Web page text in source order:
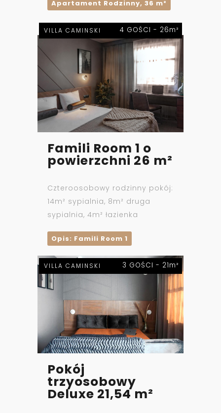
Apartament Rodzinny, 36 m²
Famili Room 1 o
powierzchni 26 m²
Czteroosobowy rodzinny pokój:
14m² sypialnia, 8m² druga
sypialnia, 4m² łazienka
Opis: Famili Room 1
VILLA CAMINSKI 4 GOŚCI - 26m²
Pokój
trzyosobowy
Deluxe 21,54 m²
VILLA CAMINSKI 3 GOŚCI - 21m²